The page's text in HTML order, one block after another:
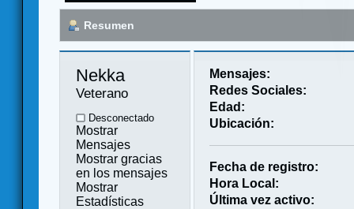
Resumen
Nekka
Veterano
Desconectado
Mostrar
Mensajes
Mostrar gracias
en los mensajes
Mostrar
Estadísticas
Mensajes:
Redes Sociales:
Edad:
Ubicación:
Fecha de registro:
Hora Local:
Última vez activo: